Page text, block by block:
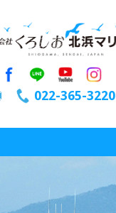
022-365-3220